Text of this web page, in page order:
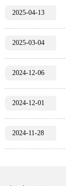
2025-04-13
2025-03-04
2024-12-06
2024-12-01
2024-11-28